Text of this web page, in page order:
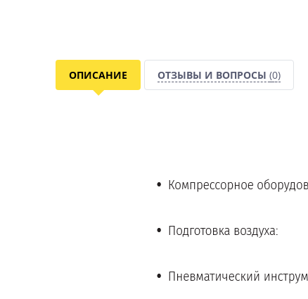
ОПИСАНИЕ ОТЗЫВЫ И ВОПРОСЫ (0)